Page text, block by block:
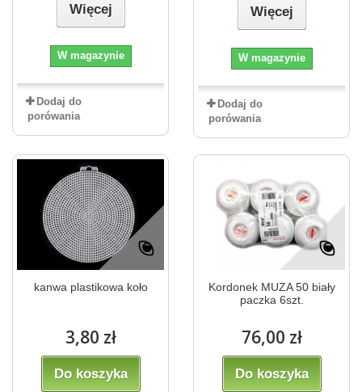
Więcej
W magazynie
Dodaj do
porówania
Więcej
W magazynie
Dodaj do
porówania
kanwa plastikowa koło
3,80 zł
Do koszyka
Kordonek MUZA 50 biały
paczka 6szt.
76,00 zł
Do koszyka